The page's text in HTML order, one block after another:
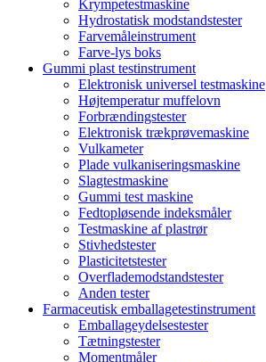
Krympetestmaskine
Hydrostatisk modstandstester
Farvemåleinstrument
Farve-lys boks
Gummi plast testinstrument
Elektronisk universel testmaskine
Højtemperatur muffelovn
Forbrændingstester
Elektronisk trækprøvemaskine
Vulkameter
Plade vulkaniseringsmaskine
Slagtestmaskine
Gummi test maskine
Fedtopløsende indeksmåler
Testmaskine af plastrør
Stivhedstester
Plasticitetstester
Overflademodstandstester
Anden tester
Farmaceutisk emballagetestinstrument
Emballageydelsestester
Tætningstester
Momentmåler